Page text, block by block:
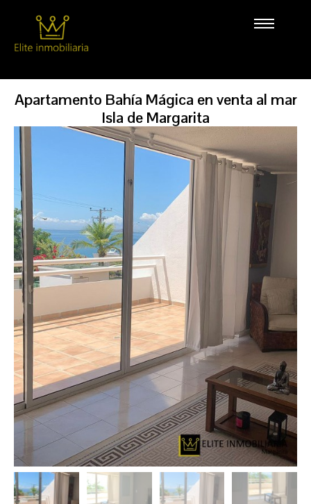
Apartamento Bahía Mágica en venta al mar
Isla de Margarita